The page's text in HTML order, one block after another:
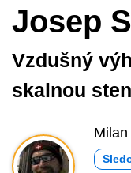
Josep
Vzdušný
skalnou